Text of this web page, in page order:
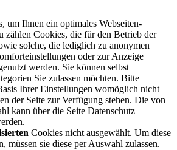
um Ihnen ein optimales Webseiten-
zählen Cookies, die für den Betrieb der
solche, die lediglich zu anonymen
oder zur Anzeige
werden. Sie können selbst
Sie zulassen möchten. Bitte
Ihrer Einstellungen womöglich nicht
der Seite zur Verfügung stehen. Die von
kann über die Seite Datenschutz
Cookies nicht ausgewählt. Um diese
müssen sie diese per Auswahl zulassen.